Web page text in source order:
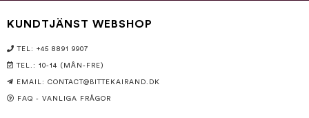
KUNDTJÄNST WEBSHOP
TEL: +45 8891 9907
TEL.: 10-14 (MÅN-FRE)
EMAIL: CONTACT@BITTEKAIRAND.DK
FAQ - VANLIGA FRÅGOR